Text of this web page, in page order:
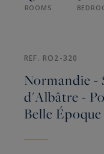
ROOMS
REF. RO2-320
Normandie -
d'Albâtre -
Belle